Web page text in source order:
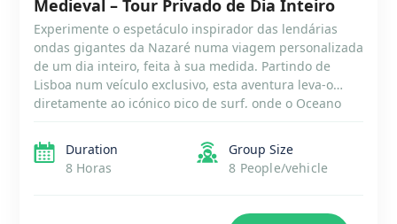
Medieval – Tour Privado de Dia Inteiro
Experimente o espetáculo inspirador das lendárias
ondas gigantes da Nazaré numa viagem personalizada
de um dia inteiro, feita à sua medida. Partindo de
Lisboa num veículo exclusivo, esta aventura leva-o
diretamente ao icónico pico de surf, onde o Oceano
com as dramáticas falésias e sinta a revigorante […]
Duration
8 Horas
Group Size
8 People/vehicle